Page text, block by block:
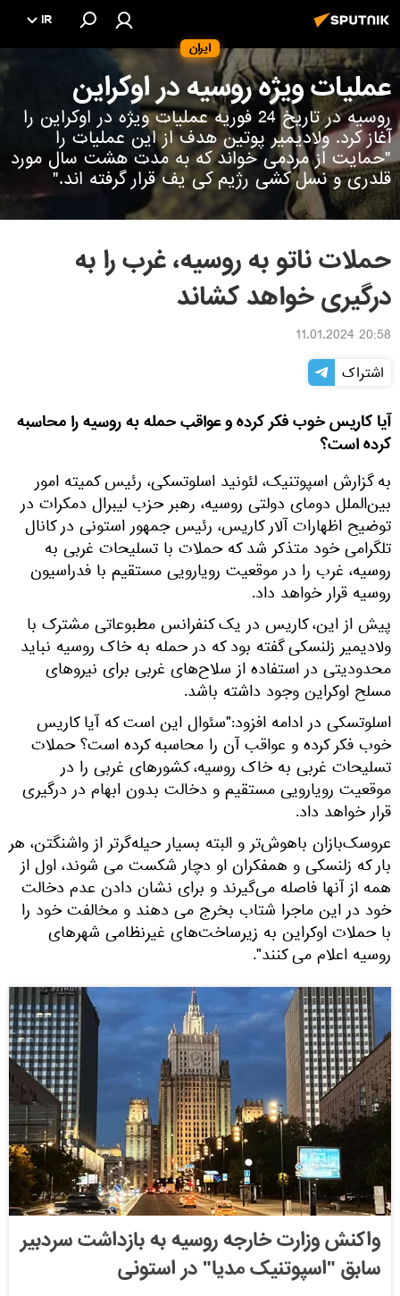
ایران
IR
عملیات ویژه روسیه در اوکراین
روسیه در تاریخ 24 فوریه عملیات ویژه در اوکراین را
آغاز کرد. ولادیمیر پوتین هدف از این عملیات را
"حمایت از مردمی خواند که به مدت هشت سال مورد
قلدری و نسل کشی رژیم کی یف قرار گرفته اند."
حملات ناتو به روسیه، غرب را به
درگیری خواهد کشاند
20:58 11.01.2024
اشتراک
آیا کاریس خوب فکر کرده و عواقب حمله به روسیه را محاسبه
کرده است؟
به گزارش اسپوتنیک، لئونید اسلوتسکی، رئیس کمیته امور
بین‌الملل دومای دولتی روسیه، رهبر حزب لیبرال دمکرات در
توضیح اظهارات آلار کاریس، رئیس جمهور استونی در کانال
تلگرامی خود متذکر شد که حملات با تسلیحات غربی به
روسیه، غرب را در موقعیت رویارویی مستقیم با فدراسیون
روسیه قرار خواهد داد.
پیش از این، کاریس در یک کنفرانس مطبوعاتی مشترک با
ولادیمیر زلنسکی گفته بود که در حمله به خاک روسیه نباید
محدودیتی در استفاده از سلاح‌های غربی برای نیروهای
مسلح اوکراین وجود داشته باشد.
اسلوتسکی در ادامه افزود:"سئوال این است که آیا کاریس
خوب فکر کرده و عواقب آن را محاسبه کرده است؟ حملات
تسلیحات غربی به خاک روسیه، کشورهای غربی را در
موقعیت رویارویی مستقیم و دخالت بدون ابهام در درگیری
قرار خواهد داد.
عروسک‌بازان باهوش‌تر و البته بسیار حیله‌گرتر از واشنگتن، هر
بار که زلنسکی و همفکران او دچار شکست می شوند، اول از
همه از آنها فاصله می‌گیرند و برای نشان دادن عدم دخالت
خود در این ماجرا شتاب بخرج می دهند و مخالفت خود را
با حملات اوکراین به زیرساخت‌های غیرنظامی شهرهای
روسیه اعلام می کنند".
واکنش وزارت خارجه روسیه به بازداشت سردبیر
سابق "اسپوتنیک مدیا" در استونی